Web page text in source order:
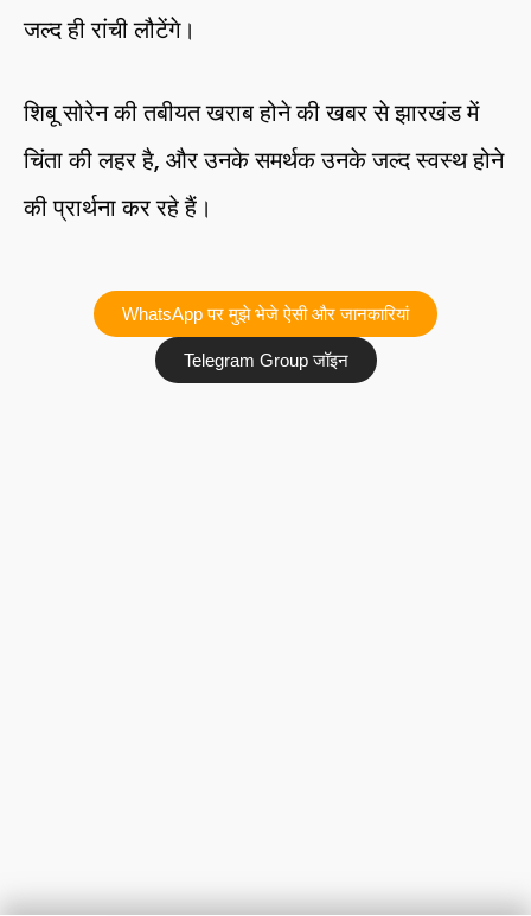
जल्द ही रांची लौटेंगे।
शिबू सोरेन की तबीयत खराब होने की खबर से झारखंड में
चिंता की लहर है, और उनके समर्थक उनके जल्द स्वस्थ होने
की प्रार्थना कर रहे हैं।
WhatsApp पर मुझे भेजे ऐसी और जानकारियां
Telegram Group जॉइन